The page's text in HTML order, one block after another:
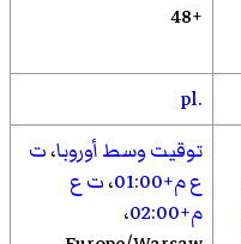
+48
.pl
توقيت وسط أوروبا،ت
ع م+01:00
،ت ع
م+02:00
،